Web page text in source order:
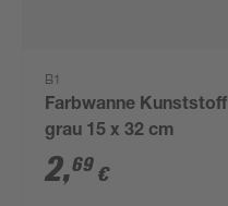
B1
Farbwanne Kunststoff
grau 15 x 32 cm
2,69 €